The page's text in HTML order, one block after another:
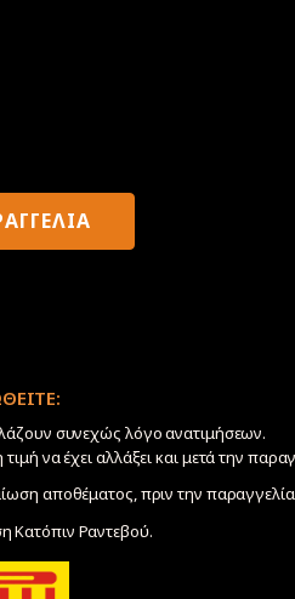
συνεχώς λόγο ανατιμήσεων.
τιμή να έχει αλλάξει και μετά την
αποθέματος, πριν την
Κατόπιν Ραντεβού.